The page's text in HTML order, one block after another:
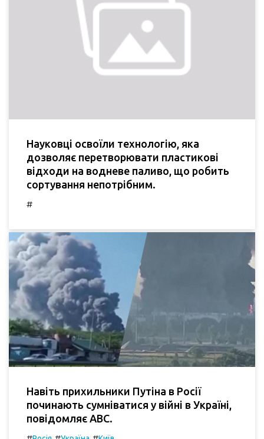
Науковці освоїли технологію, яка
дозволяє перетворювати пластикові
відходи на водневе паливо, що робить
сортування непотрібним.
#
Навіть прихильники Путіна в Росії
починають сумніватися у війні в Україні,
повідомляє ABC.